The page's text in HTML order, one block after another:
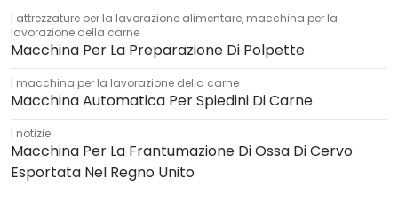
attrezzature per la lavorazione alimentare, macchina per la
lavorazione della carne
Macchina Per La Preparazione Di Polpette
macchina per la lavorazione della carne
Macchina Automatica Per Spiedini Di Carne
notizie
Macchina Per La Frantumazione Di Ossa Di Cervo
Esportata Nel Regno Unito